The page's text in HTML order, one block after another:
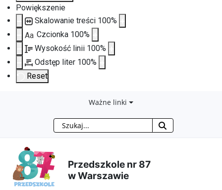
Powiększenie
Skalowanie treści 100%
Aa Czcionka 100%
Wysokość linii 100%
Odstęp liter 100%
Reset
treści
głównej
menu
nawigacyjnego
wyszukiwarki
mapy
strony
Ważne linki
Szukaj
Przedszkole nr 87
w Warszawie